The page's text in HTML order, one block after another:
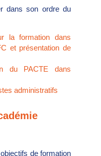
dans son ordre du
la formation dans
et présentation de
du PACTE dans
administratifs
de formation